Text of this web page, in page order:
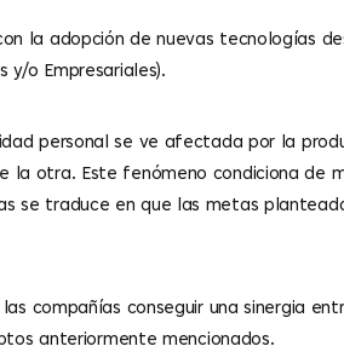
la adopción de nuevas tecnologías
o Empresariales).
personal se ve afectada por la
otra. Este fenómeno condiciona de
se traduce en que las metas
compañías conseguir una sinergia
anteriormente mencionados.